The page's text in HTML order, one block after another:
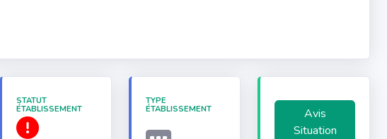
STATUT
ÉTABLISSEMENT
TYPE
ÉTABLISSEMENT
Avis
Situation